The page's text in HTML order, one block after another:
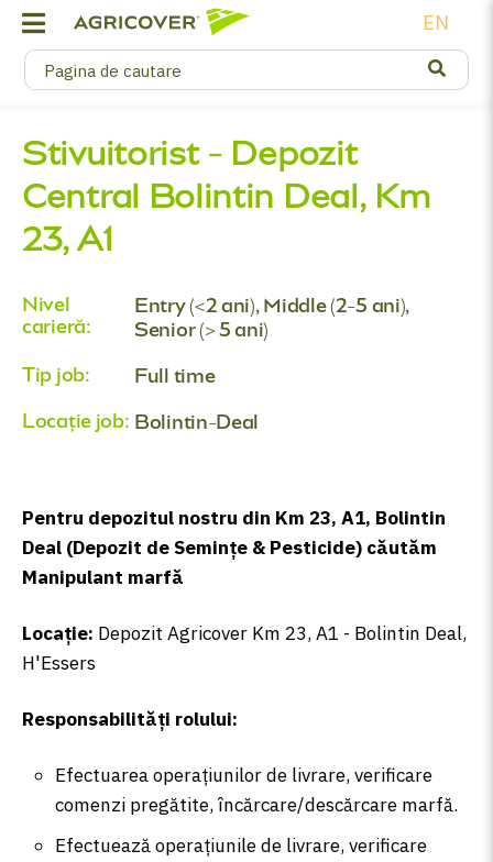
EN
Stivuitorist - Depozit
Central Bolintin Deal, Km
23, A1
Nivel
carieră:
Entry (<2 ani), Middle (2-5 ani),
Senior (> 5 ani)
Tip job: Full time
Locație job: Bolintin-Deal
Pentru depozitul nostru din Km 23, A1, Bolintin
Deal (Depozit de Semințe & Pesticide) căutăm
Manipulant marfă
Locație: Depozit Agricover Km 23, A1 - Bolintin Deal,
H'Essers
Responsabilități rolului:
Efectuarea operațiunilor de livrare, verificare
comenzi pregătite, încărcare/descărcare marfă.
Efectuează operațiunile de livrare, verificare